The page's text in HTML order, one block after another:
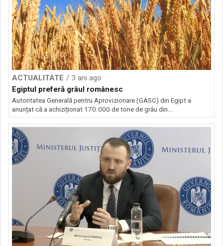
ACTUALITATE
3 ani ago
Egiptul preferă grâul românesc
Autoritatea Generală pentru Aprovizionare (GASC) din Egipt a
anunțat că a achiziționat 170.000 de tone de grâu din...